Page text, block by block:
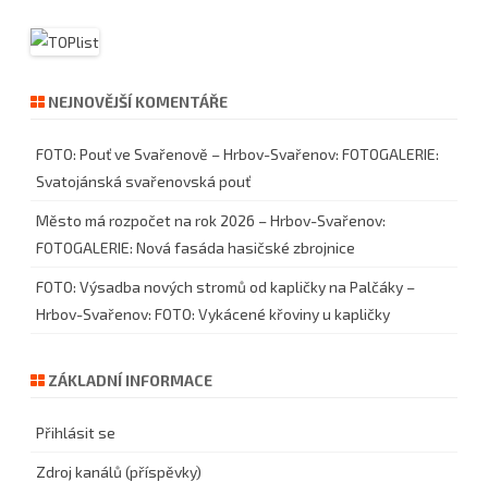
NEJNOVĚJŠÍ KOMENTÁŘE
FOTO: Pouť ve Svařenově – Hrbov-Svařenov: FOTOGALERIE:
Svatojánská svařenovská pouť
Město má rozpočet na rok 2026 – Hrbov-Svařenov:
FOTOGALERIE: Nová fasáda hasičské zbrojnice
FOTO: Výsadba nových stromů od kapličky na Palčáky –
Hrbov-Svařenov: FOTO: Vykácené křoviny u kapličky
ZÁKLADNÍ INFORMACE
Přihlásit se
Zdroj kanálů (příspěvky)